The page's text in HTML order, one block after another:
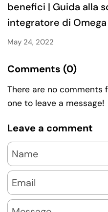
benefici | Guida alla
integratore di Omega
May 24, 2022
Comments (0)
There are no comments
one to leave a message!
Leave a comment
Name
Email
Message